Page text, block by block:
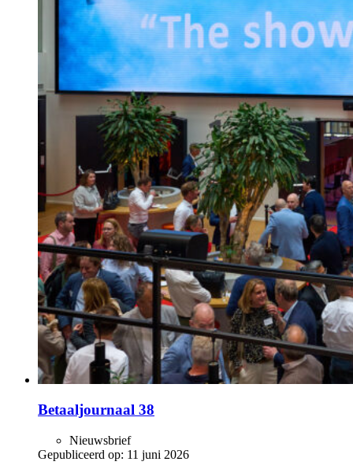
Betaaljournaal 38
Nieuwsbrief
Gepubliceerd op: 11 juni 2026